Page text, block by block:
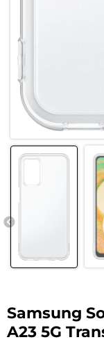
Samsung
A23 5G